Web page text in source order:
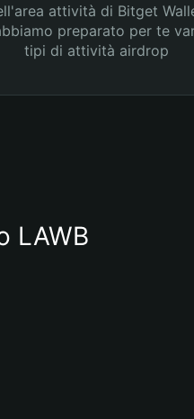
attività di Bitget
preparato per te
tipi di attività airdrop
LAWB